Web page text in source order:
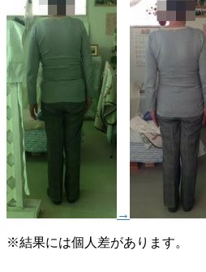
→
※結果には個人差があります。